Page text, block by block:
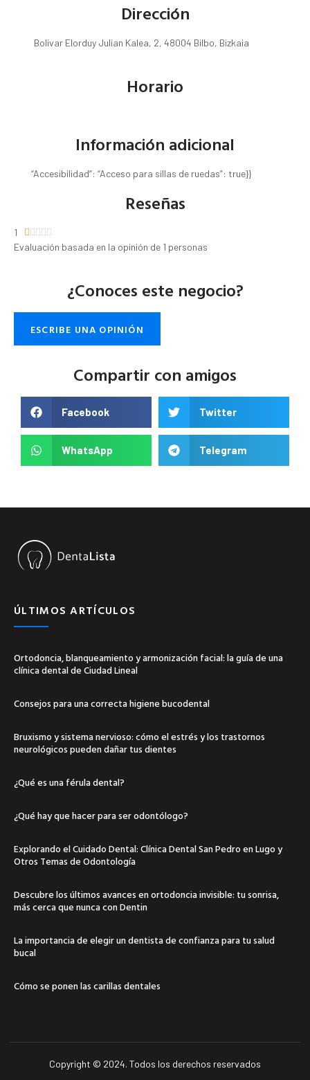
Dirección
Bolivar Elorduy Julian Kalea, 2, 48004 Bilbo, Bizkaia
Horario
Información adicional
“Accesibilidad”: “Acceso para sillas de ruedas”: true}}
Reseñas
1     
Evaluación basada en la opinión de 1 personas
¿Conoces este negocio?
ESCRIBE UNA OPINIÓN
Compartir con amigos
Facebook Twitter
WhatsApp Telegram
ÚLTIMOS ARTÍCULOS
Ortodoncia, blanqueamiento y armonización facial: la guía de una
clínica dental de Ciudad Lineal
Consejos para una correcta higiene bucodental
Bruxismo y sistema nervioso: cómo el estrés y los trastornos
neurológicos pueden dañar tus dientes
¿Qué es una férula dental?
¿Qué hay que hacer para ser odontólogo?
Explorando el Cuidado Dental: Clínica Dental San Pedro en Lugo y
Otros Temas de Odontología
Descubre los últimos avances en ortodoncia invisible: tu sonrisa,
más cerca que nunca con Dentin
La importancia de elegir un dentista de confianza para tu salud
bucal
Cómo se ponen las carillas dentales
Copyright © 2024. Todos los derechos reservados